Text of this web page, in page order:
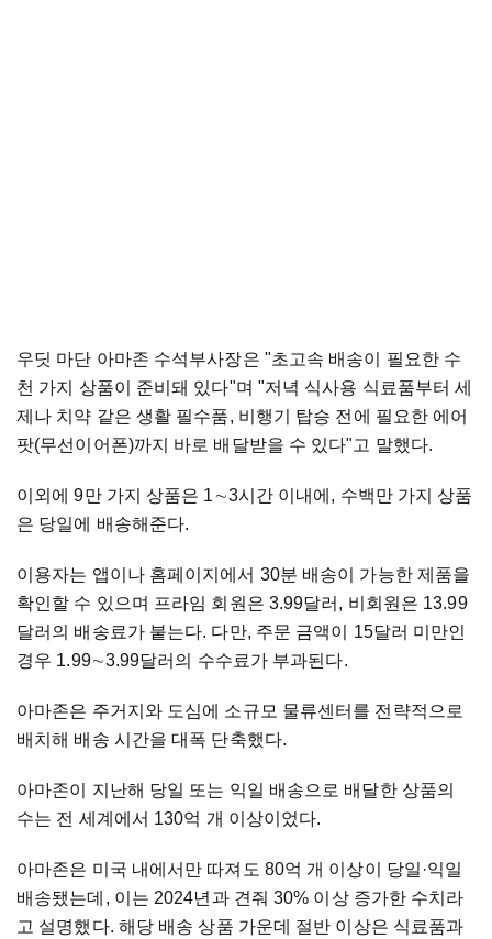
우딧 마단 아마존 수석부사장은 "초고속 배송이 필요한 수
천 가지 상품이 준비돼 있다"며 "저녁 식사용 식료품부터 세
제나 치약 같은 생활 필수품, 비행기 탑승 전에 필요한 에어
팟(무선이어폰)까지 바로 배달받을 수 있다"고 말했다.
이외에 9만 가지 상품은 1∼3시간 이내에, 수백만 가지 상품
은 당일에 배송해준다.
이용자는 앱이나 홈페이지에서 30분 배송이 가능한 제품을
확인할 수 있으며 프라임 회원은 3.99달러, 비회원은 13.99
달러의 배송료가 붙는다. 다만, 주문 금액이 15달러 미만인
경우 1.99∼3.99달러의 수수료가 부과된다.
아마존은 주거지와 도심에 소규모 물류센터를 전략적으로
배치해 배송 시간을 대폭 단축했다.
아마존이 지난해 당일 또는 익일 배송으로 배달한 상품의
수는 전 세계에서 130억 개 이상이었다.
아마존은 미국 내에서만 따져도 80억 개 이상이 당일·익일
배송됐는데, 이는 2024년과 견줘 30% 이상 증가한 수치라
고 설명했다. 해당 배송 상품 가운데 절반 이상은 식료품과